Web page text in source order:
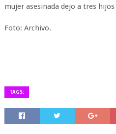
mujer asesinada dejo a tres
Foto: Archivo.
TAGS: